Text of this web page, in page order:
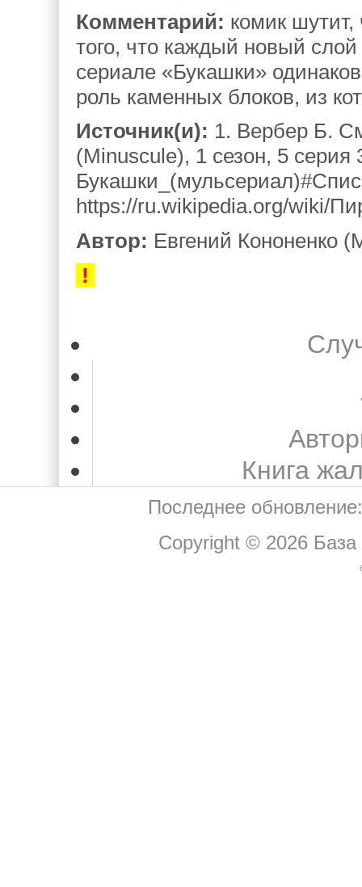
Комментарий: комик
того, что каждый новый
сериале «Букашки»
роль каменных блоков, из
Источник(и): 1. Вербер Б.
(Minuscule), 1 сезон, 5
https://ru.wikipedia.org/wiki/
Автор: Евгений Кононенко
!
Книга
Последнее
Copyright © 2026 База